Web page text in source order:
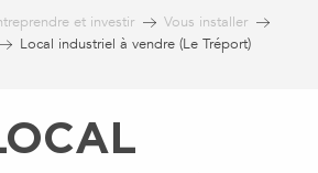
et investir
Vous installer
Local industriel à vendre (Le Tréport)